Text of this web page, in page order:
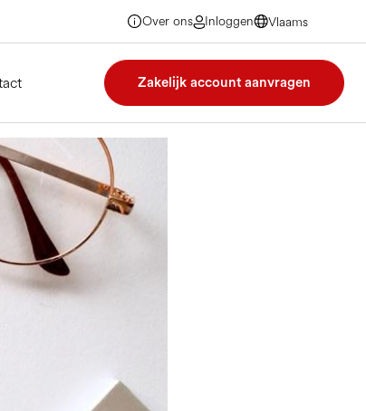
Over ons Inloggen
Vlaams
Vlaams
Vlaams
Zakelijk account aanvragen